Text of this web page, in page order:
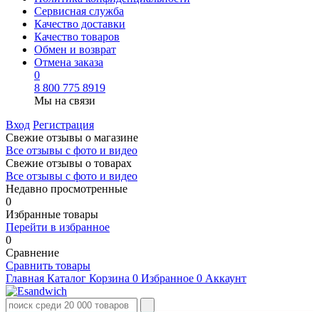
Сервисная служба
Качество доставки
Качество товаров
Обмен и возврат
Отмена заказа
0
8 800 775 8919
Мы на связи
Вход Регистрация
Свежие отзывы о магазине
Все отзывы с фото и видео
Свежие отзывы о товарах
Все отзывы c фото и видео
Недавно просмотренные
0
Избранные товары
Перейти в избранное
0
Сравнение
Сравнить товары
Главная Каталог Корзина 0 Избранное 0 Аккаунт